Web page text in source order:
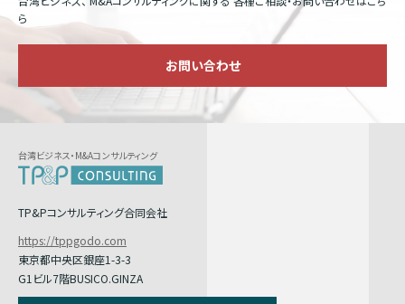
ら
お問い合わせ
台湾ビジネス・M&Aコンサルティング
TP&Pコンサルティング合同会社
https://tppgodo.com
東京都中央区銀座1-3-3
G1ビル7階BUSICO.GINZA